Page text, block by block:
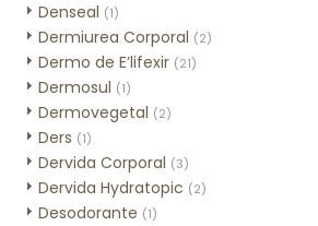
Denseal (1)
Dermiurea Corporal (2)
Dermo de E’lifexir (21)
Dermosul (1)
Dermovegetal (2)
Ders (1)
Dervida Corporal (3)
Dervida Hydratopic (2)
Desodorante (1)